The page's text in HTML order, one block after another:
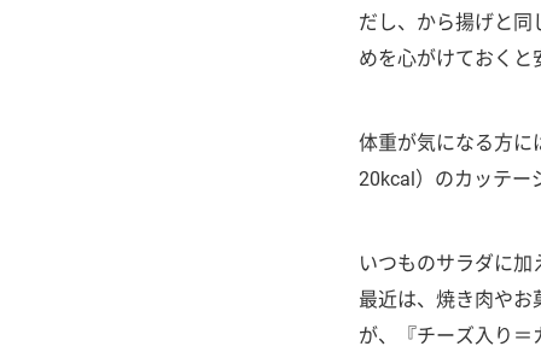
だし、から揚げと同
めを心がけておくと
体重が気になる方に
20kcal）のカッテー
いつものサラダに加
最近は、焼き肉やお
が、『チーズ入り＝